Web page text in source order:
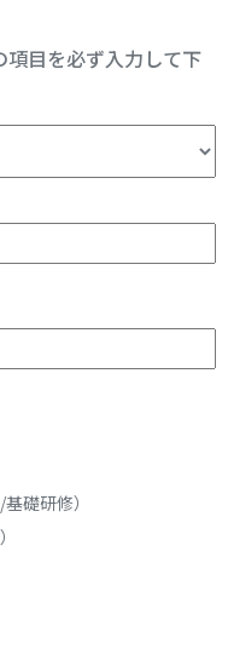
目を必ず入力して下
礎研修）